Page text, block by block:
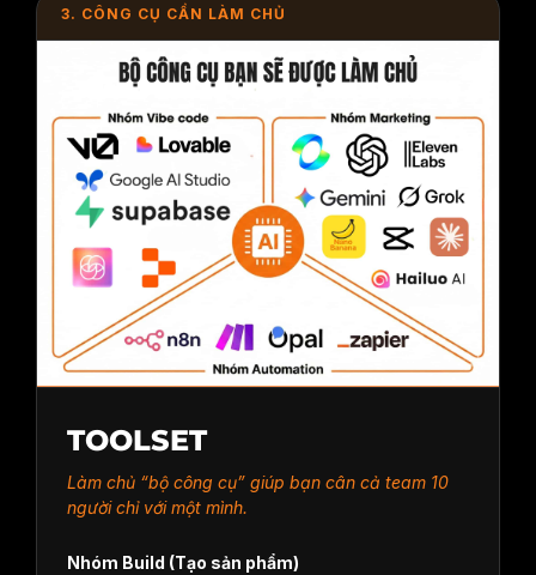
3. CÔNG CỤ CẦN LÀM CHỦ
TOOLSET
Làm chủ “bộ công cụ” giúp bạn cân cả team 10
người chỉ với một mình.
Nhóm Build (Tạo sản phẩm)